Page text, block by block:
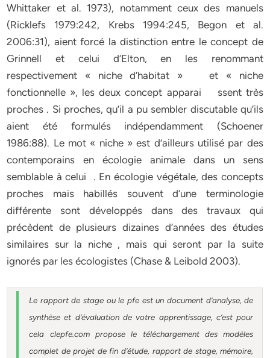
Whittaker et al. 1973), notamment ceux des manuels
(Ricklefs 1979:242, Krebs 1994:245, Begon et al.
2006:31), aient forcé la distinction entre le concept de
Grinnell et celui d’Elton, en les renommant
respectivement « niche d’habitat » et « niche
fonctionnelle », les deux concept apparai ssent très
proches . Si proches, qu’il a pu sembler discutable qu’ils
aient été formulés indépendamment (Schoener
1986:88). Le mot « niche » est d’ailleurs utilisé par des
contemporains en écologie animale dans un sens
semblable à celui . En écologie végétale, des concepts
proches mais habillés souvent d’une terminologie
différente sont développés dans des travaux qui
précèdent de plusieurs dizaines d’années des études
similaires sur la niche , mais qui seront par la suite
ignorés par les écologistes (Chase & Leibold 2003).
Le rapport de stage ou le pfe est un document d’analyse, de
synthèse et d’évaluation de votre apprentissage, c’est pour
cela clepfe.com propose le téléchargement des modèles
complet de projet de fin d’étude, rapport de stage, mémoire,